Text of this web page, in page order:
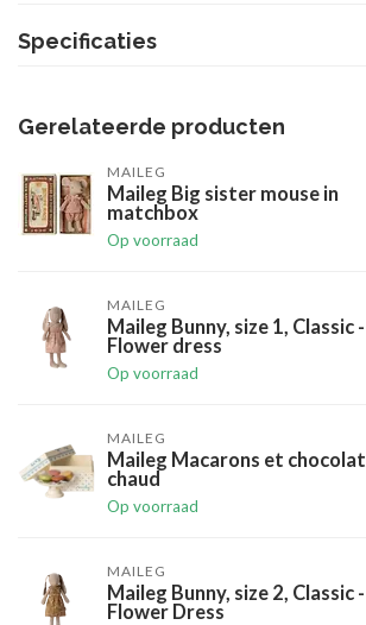
Specificaties
Gerelateerde producten
MAILEG
Maileg Big sister mouse in
matchbox
Op voorraad
MAILEG
Maileg Bunny, size 1, Classic -
Flower dress
Op voorraad
MAILEG
Maileg Macarons et chocolat
chaud
Op voorraad
MAILEG
Maileg Bunny, size 2, Classic -
Flower Dress